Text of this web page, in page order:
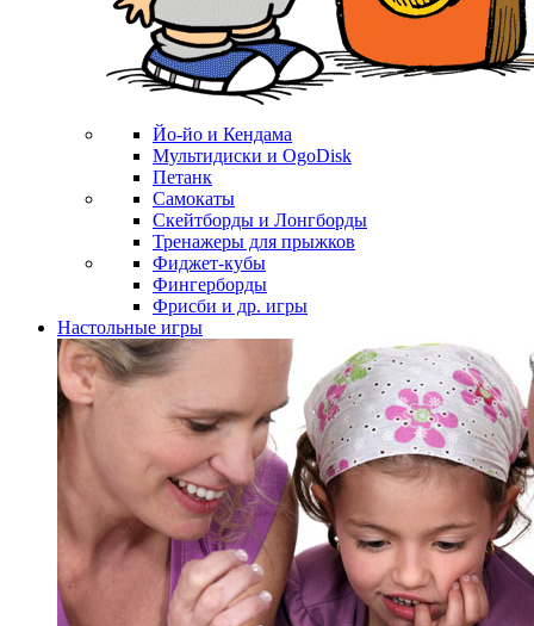
Йо-йо и Кендама
Мультидиски и OgoDisk
Петанк
Самокаты
Скейтборды и Лонгборды
Тренажеры для прыжков
Фиджет-кубы
Фингерборды
Фрисби и др. игры
Настольные игры